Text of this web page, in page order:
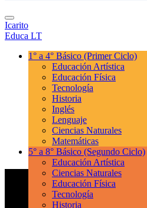
Icarito
Educa LT
1° a 4° Básico (Primer Ciclo)
Educación Artística
Educación Física
Tecnología
Historia
Inglés
Lenguaje
Ciencias Naturales
Matemáticas
5° a 8° Básico (Segundo Ciclo)
Educación Artística
Ciencias Naturales
Educación Física
Tecnología
Historia